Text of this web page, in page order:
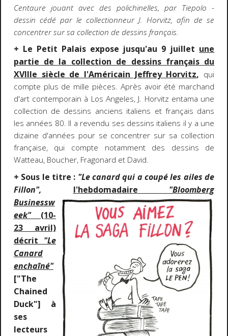
Centaure jouant avec des polichinelles, par Tiepolo -
dessin cédé par le collectionneur J. Horvitz, afin de se
concentrer sur sa collection de dessins français.
+ Le Petit Palais expose jusqu'au 9 juillet une
partie de la collection de dessins français du
XVIIIe siècle de l'Américain Jeffrey Horvitz, qui
compte plus de mille pièces. Après avoir été marchand
d'art contemporain à Los Angeles, J. Horvitz entama une
collection de dessins anciens italiens et français dans
les années 80. Il a revendu ses dessins italiens il y a une
dizaine d'années pour se concentrer sur sa collection
française, qui compte notamment des dessins de
Watteau, Boucher, Fragonard et David.
+ Sous le titre : "Le canard qui a coupé les ailes de
Fillon", l'hebdomadaire
"Bloomberg
Businessw
eek"(10-
23 avril)
décrit "Le
Canard
enchaîné"
["The
Chained
Duck"] à
ses
lecteurs